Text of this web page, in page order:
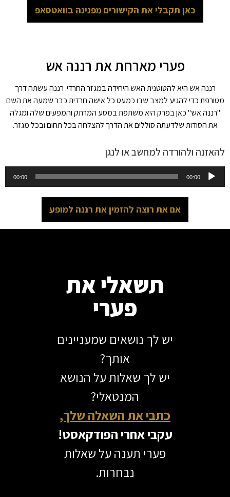
כאן תקבלי את הקישורים מפנינה בוואטסאפ
פערי מארחת את רננה אש
רננה אש היא להטוטנית האש היחידה במגזר החרדי. רננה עשתה דרך
מטורפת כדי להגיע למצב שבו כמעט כל אישה חרדית כבר שמעה את השם
"רננה אש" כאן בפרק היא משתפת במסע המרתק והמפעים שלה ומגלה
את הסודות שלדעתה סוללים את הדרך להצלחה בכל תחום ובכל מגזר.
להאזנה ולהורדה למחשב או לנגן
00:00
00:00
אם את רוצה להזמין את רננה למופע
תשאלי את
פערי
יש לך נושאים שמעניינים
אותך?
יש לך שאלות על הנושא
המנטאלי?
כתבי את השאלה שלך,
עקבי אחרי הפודקאסט!
פערי תענה על שאלות
נבחרות.